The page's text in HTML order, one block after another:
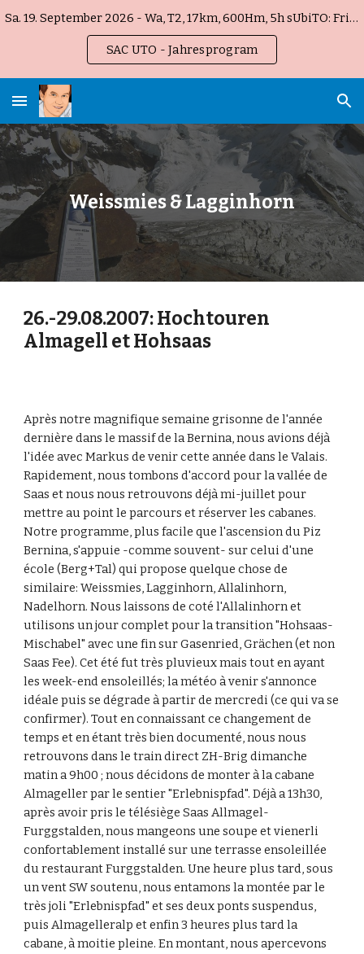
Sa. 19. September 2026 - Wa, T2, 17km, 600Hm, 5h sUbiTO: Fribourg Gottéron !
SAC UTO - Jahresprogram
Weissmies & Lagginhorn
26.-29.08.2007: Hochtouren
Almagell et Hohsaas
Après notre magnifique semaine grisonne de l'année
dernière dans le massif de la Bernina, nous avions déjà
l'idée avec Markus de venir cette année dans le Valais.
Rapidement, nous tombons d'accord pour la vallée de
Saas et nous nous retrouvons déjà mi-juillet pour
mettre au point le parcours et réserver les cabanes.
Notre programme, plus facile que l'ascension du Piz
Bernina, s'appuie -comme souvent- sur celui d'une
école (Berg+Tal) qui propose quelque chose de
similaire: Weissmies, Lagginhorn, Allalinhorn,
Nadelhorn. Nous laissons de coté l'Allalinhorn et
utilisons un jour complet pour la transition "Hohsaas-
Mischabel" avec une fin sur Gasenried, Grächen (et non
Saas Fee). Cet été fut très pluvieux mais tout en ayant
les week-end ensoleillés; la météo à venir s'annonce
idéale puis se dégrade à partir de mercredi (ce qui va se
confirmer). Tout en connaissant ce changement de
temps et en étant très bien documenté, nous nous
retrouvons dans le train direct ZH-Brig dimanche
matin a 9h00 ; nous décidons de monter à la cabane
Almageller par le sentier "Erlebnispfad". Déjà a 13h30,
après avoir pris le télésiège Saas Allmagel-
Furggstalden, nous mangeons une soupe et vienerli
confortablement installé sur une terrasse ensoleillée
du restaurant Furggstalden. Une heure plus tard, sous
un vent SW soutenu, nous entamons la montée par le
très joli "Erlebnispfad" et ses deux ponts suspendus,
puis Almagelleralp et enfin 3 heures plus tard la
cabane, à moitie pleine. En montant, nous apercevons